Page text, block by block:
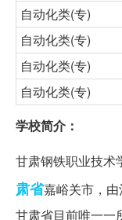
自动化类(专)
自动化类(专)
自动化类(专)
自动化类(专)
学校简介：
甘肃钢铁职业技
肃省嘉峪关市，
甘肃省目前唯一一